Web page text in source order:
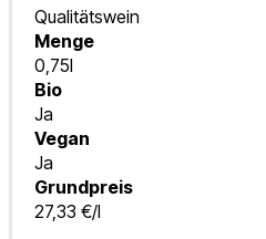
Qualitätswein
Menge
0,75l
Bio
Ja
Vegan
Ja
Grundpreis
27,33 €/l